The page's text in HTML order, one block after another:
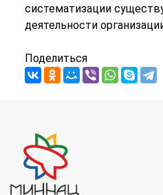
систематизации
деятельности
Поделиться